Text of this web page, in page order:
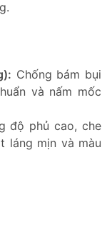
Chống bám bụi
và nấm mốc
độ phủ cao, che
láng mịn và màu